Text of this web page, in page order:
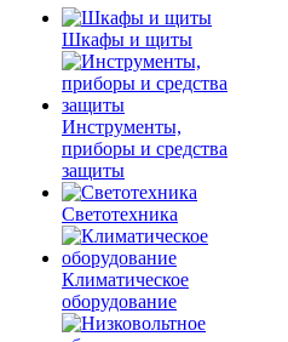
Шкафы и щиты
Инструменты,
приборы и средства
защиты
Светотехника
Климатическое
оборудование